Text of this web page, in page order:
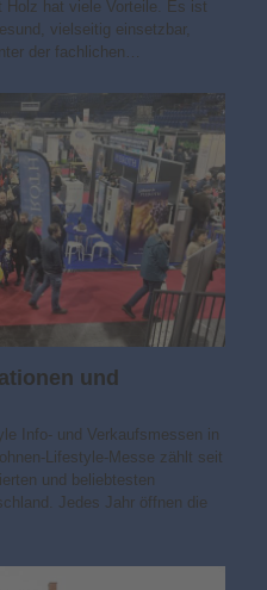
Holz hat viele Vorteile. Es ist
vielseitig einsetzbar,
der fachlichen…
und
Info- und Verkaufsmessen in
Lifestyle-Messe zählt seit
und beliebtesten
Jedes Jahr öffnen die